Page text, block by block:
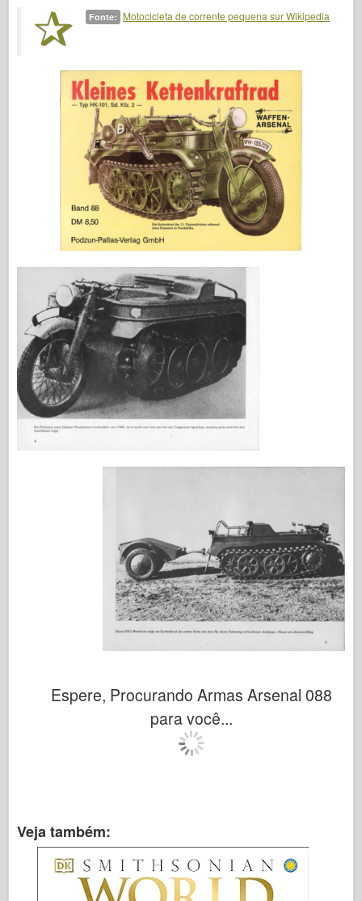
Ande por aí
Contato
le Journal
Fonte: Motocicleta de corrente pequena sur Wikipedia
Espere, Procurando Armas Arsenal 088
para você...
Veja também: